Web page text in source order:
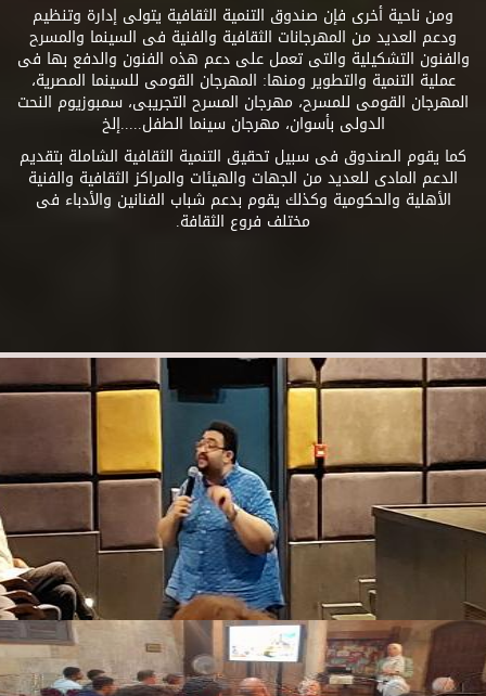
ومن ناحية أخرى فإن صندوق التنمية الثقافية يتولى إدارة وتنظيم
ودعم العديد من المهرجانات الثقافية والفنية فى السينما والمسرح
والفنون التشكيلية والتى تعمل على دعم هذه الفنون والدفع بها فى
عملية التنمية والتطوير ومنها: المهرجان القومى للسينما المصرية،
المهرجان القومى للمسرح، مهرجان المسرح التجريبى، سمبوزيوم النحت
الدولى بأسوان، مهرجان سينما الطفل.....إلخ
كما يقوم الصندوق فى سبيل تحقيق التنمية الثقافية الشاملة بتقديم
الدعم المادى للعديد من الجهات والهيئات والمراكز الثقافية والفنية
الأهلية والحكومية وكذلك يقوم بدعم شباب الفنانين والأدباء فى
مختلف فروع الثقافة.